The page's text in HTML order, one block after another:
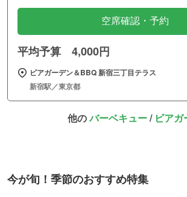
空席確認・予約
平均予算 4,000円
ビアガーデン＆BBQ 新宿三丁目テラス
新宿駅／東京都
他のバーベキュー/ ビア
今が旬！季節のおすすめ特集